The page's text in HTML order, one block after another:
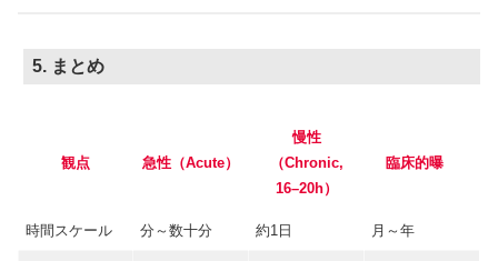
5. まとめ
観点 急性（Acute）
慢性
（Chronic,
16–20h）
臨床的曝
時間スケール 分～数十分 約1日 月～年